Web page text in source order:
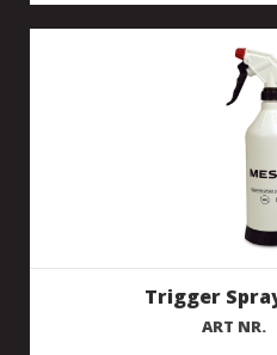
Trigger
ART NR.